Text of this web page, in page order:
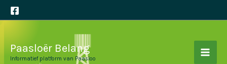
naar
inhoud
Paasloër Belang
Informatief platform van Paasloo